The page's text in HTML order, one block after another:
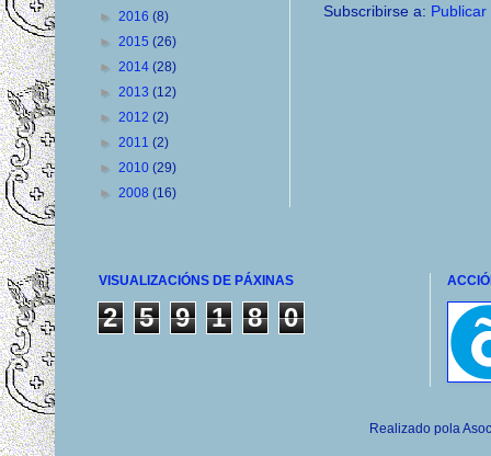
Subscribirse a:
► 2016 (8)
► 2015 (26)
► 2014 (28)
► 2013 (12)
► 2012 (2)
► 2011 (2)
► 2010 (29)
► 2008 (16)
VISUALIZACIÓNS DE PÁXINAS
2 5 9 1 8 0
Realizado pola